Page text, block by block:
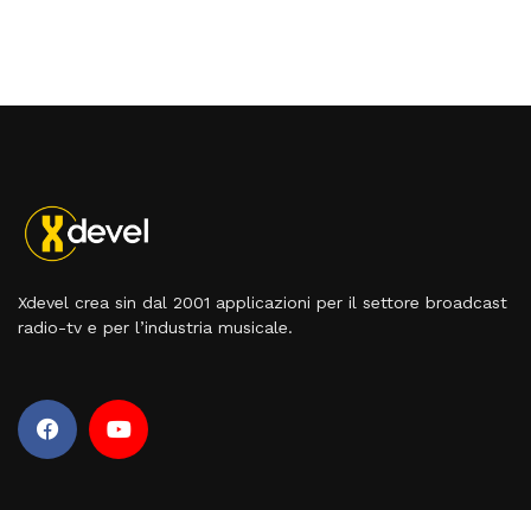
Xdevel crea sin dal 2001 applicazioni per il settore broadcast
radio-tv e per l’industria musicale.